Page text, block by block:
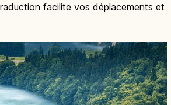
facilite vos déplacements et